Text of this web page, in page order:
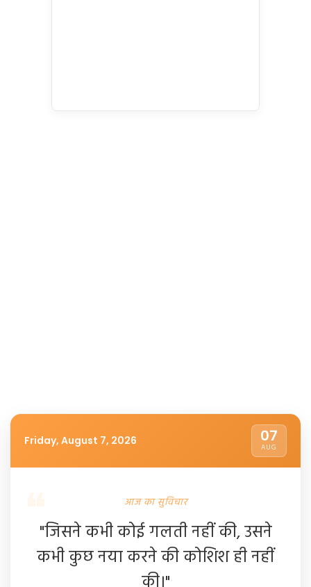
Friday, August 7, 2026 07
AUG
आज का सुविचार
"जिसने कभी कोई गलती नहीं की, उसने
कभी कुछ नया करने की कोशिश ही नहीं